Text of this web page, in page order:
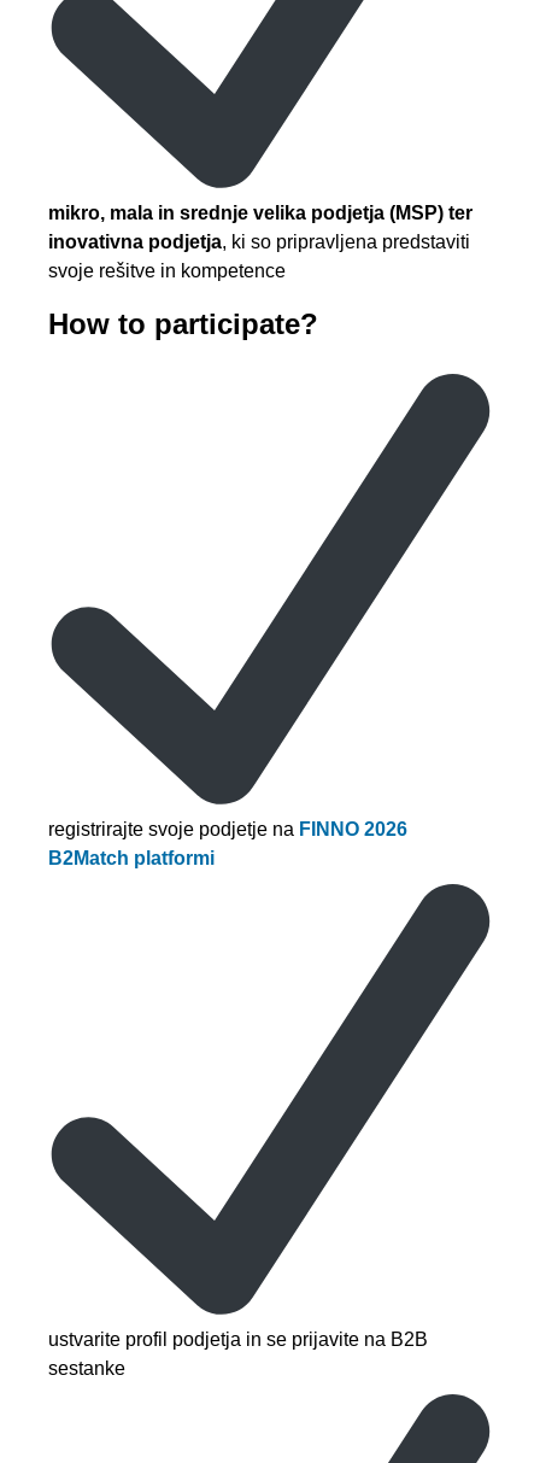
mikro, mala in srednje velika podjetja (MSP) ter
inovativna podjetja, ki so pripravljena predstaviti
svoje rešitve in kompetence
How to participate?
registrirajte svoje podjetje na FINNO 2026
B2Match platformi
ustvarite profil podjetja in se prijavite na B2B
sestanke